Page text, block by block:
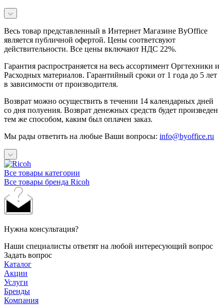
Весь товар представленный в Интернет Магазине ByOffice
является публичной офертой. Цены соответсвуют
действительности. Все цены включают НДС 22%.
Гарантия распространяется на весь ассортимент Оргтехники и
Расходных материалов. Гарантийный сроки от 1 года до 5 лет
в зависимости от производителя.
Возврат можно осуществить в течении 14 календарных дней
со дня полуения. Возврат денежных средств будет произведен
тем же способом, каким был оплачен заказ.
Мы рады ответить на любые Ваши вопросы: info@byoffice.ru
Все товары категории
Все товары бренда Ricoh
Нужна консультация?
Наши специалисты ответят на любой интересующий вопрос
Задать вопрос
Каталог
Акции
Услуги
Бренды
Компания